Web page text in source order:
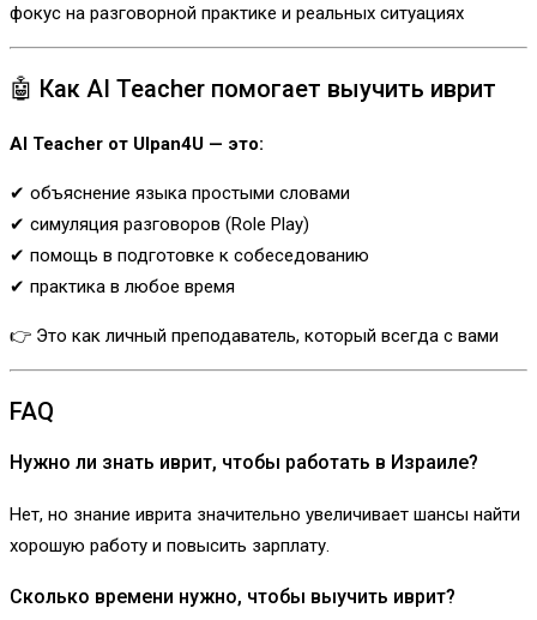
фокус на разговорной практике и реальных ситуациях
🤖 Как AI Teacher помогает выучить иврит
AI Teacher от Ulpan4U — это:
✔ объяснение языка простыми словами
✔ симуляция разговоров (Role Play)
✔ помощь в подготовке к собеседованию
✔ практика в любое время
👉 Это как личный преподаватель, который всегда с вами
FAQ
Нужно ли знать иврит, чтобы работать в Израиле?
Нет, но знание иврита значительно увеличивает шансы найти
хорошую работу и повысить зарплату.
Сколько времени нужно, чтобы выучить иврит?